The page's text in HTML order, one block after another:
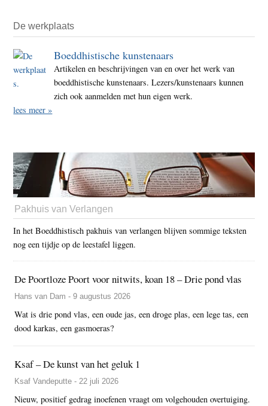
De werkplaats
Boeddhistische kunstenaars
Artikelen en beschrijvingen van en over het werk van
boeddhistische kunstenaars. Lezers/kunstenaars kunnen
zich ook aanmelden met hun eigen werk.
lees meer »
Pakhuis van Verlangen
In het Boeddhistisch pakhuis van verlangen blijven sommige teksten
nog een tijdje op de leestafel liggen.
De Poortloze Poort voor nitwits, koan 18 – Drie pond vlas
Hans van Dam - 9 augustus 2026
Wat is drie pond vlas, een oude jas, een droge plas, een lege tas, een
dood karkas, een gasmoeras?
Ksaf – De kunst van het geluk 1
Ksaf Vandeputte - 22 juli 2026
Nieuw, positief gedrag inoefenen vraagt om volgehouden overtuiging.